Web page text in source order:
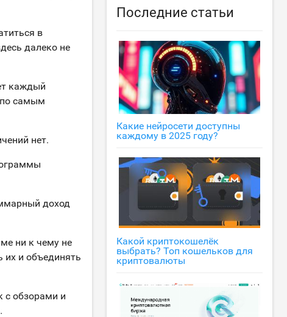
в
далеко не
каждый
самым
нет.
доход
ни к чему не
их и объединять
с обзорами и
Последние статьи
Какие нейросети доступны
каждому в 2025 году?
Какой криптокошелёк
выбрать? Топ кошельков для
криптовалюты